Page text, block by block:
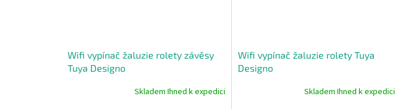
Wifi vypínač žaluzie rolety závěsy
Tuya Designo
Skladem Ihned k expedici
Wifi vypínač žaluzie rolety Tuya
Designo
Skladem Ihned k expedici